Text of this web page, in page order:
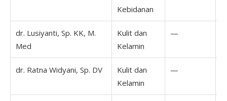
Kebidanan
dr. Lusiyanti, Sp. KK, M.
Med
Kulit dan
Kelamin
—
dr. Ratna Widyani, Sp. DV
Kulit dan
Kelamin
—